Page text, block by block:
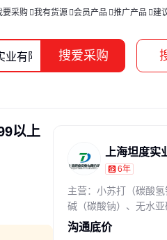
要采购 我有货源 会员产品 推广产品 建
搜爱采购
以上
6年
主营：小苏打（碳酸
碱（碳酸钠）、无水亚
焦亚硫酸钠
沟通底价